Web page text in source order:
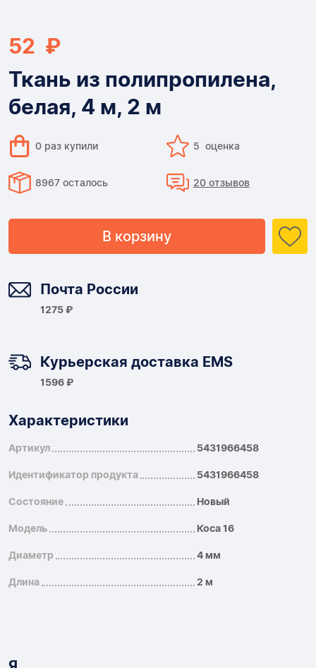
52 ₽
Ткань из полипропилена,
белая, 4 м, 2 м
0 раз купили 5 оценка
8967 осталось 20 отзывов
В корзину
Почта России
1275 ₽
Курьерская доставка EMS
1596 ₽
Характеристики
Артикул 5431966458
Идентификатор продукта 5431966458
Состояние Новый
Модель Коса 16
Диаметр 4 мм
Длина 2 м